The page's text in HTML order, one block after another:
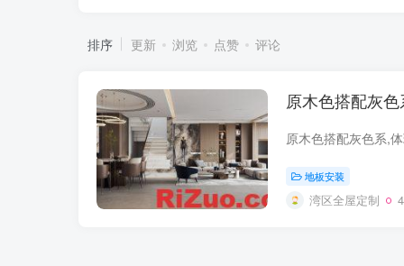
排序 更新 浏览 点赞 评论
原木色搭配灰
原木色搭配灰色系,
地板安装
湾区全屋定制